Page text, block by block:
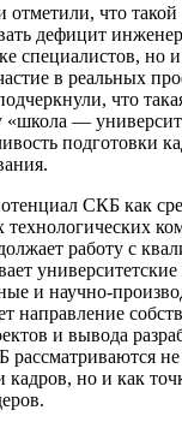
отметили, что
дефицит
специалистов, но
в реальных
что
«школа —
подготовки
СКБ как
работу с
и
направление
и вывода
рассматриваются не
кадров, но и как